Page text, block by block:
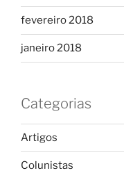
fevereiro 2018
janeiro 2018
Categorias
Artigos
Colunistas